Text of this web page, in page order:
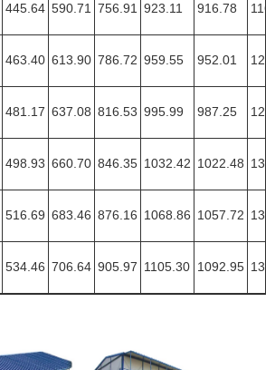
445.64 590.71 756.91 923.11 916.78
463.40 613.90 786.72 959.55 952.01
481.17 637.08 816.53 995.99 987.25
498.93 660.70 846.35 1032.42 1022.48
516.69 683.46 876.16 1068.86 1057.72
534.46 706.64 905.97 1105.30 1092.95